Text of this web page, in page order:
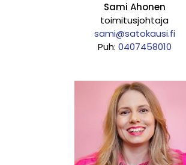
Sami Ahonen
toimitusjohtaja
sami@satokausi.fi
Puh: 0407458010